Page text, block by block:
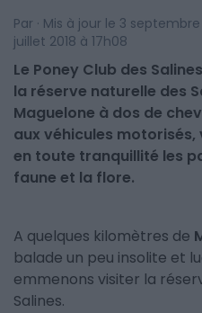
Par · Mis à jour le 3 septembre
juillet 2018 à 17h08
Le Poney Club des
la réserve naturelle des
Maguelone à dos de
aux véhicules
en toute tranquillité les
faune et la flore.
A quelques kilomètres de
balade un peu insolite et
emmenons visiter la
Salines.